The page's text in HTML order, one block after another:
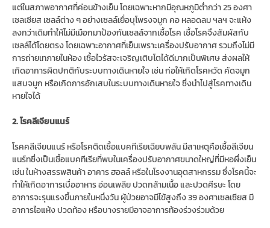
แต่ในสภาพอากาศที่ค่อนข้างเย็น โดยเฉพาะหากมีอุณหภูมิต่ำกว่า 25 องศา
เซลเซียส เซลล์ต่าง ๆ อย่างเซลล์เยื่อบุโพรงจมูก คอ หลอดลม ฯลฯ จะแห้ง
ลงกว่าเดิมทำให้ไม่มีเมือกมาป้องกันเซลล์จากเชื้อโรค เชื้อโรคจึงสัมผัสกับ
เซลล์ได้โดยตรง โดยเฉพาะอากาศที่เย็นเพราะเครื่องปรับอากาศ รวมถึงไม่มี
การถ่ายเทภายในห้อง เชื้อไวรัสจะเจริญเติบโตได้ดีมากเป็นพิเศษ ส่งผลให้
เกิดอาการผิดปกติกับระบบทางเดินหายใจ เช่น ก่อให้เกิดโรคหวัด คัดจมูก
แสบจมูก หรือเกิดการอักเสบในระบบทางเดินหายใจ ซึ่งนำไปสู่โรคทางเดิน
หายใจได้
2. โรคลีเจียนแนร์
โรคคลีเจียนแนร์ หรือโรคติดเชื้อแบคทีเรียเฉียบพลัน มีสาเหตุคือเชื้อลีเจียน
แนร์ทซึ่งเป็นเชื้อแบคทีเรียที่พบในเครื่องปรับอากาศขนาดใหญ่ที่มีหอผึ่งเย็น
เช่น ในห้างสรรพสินค้า อาคาร ฮอลล์ หรือในโรงงานอุตสาหกรรม ซึ่งโรคนี้จะ
ทำให้เกิดอาการเบื่ออาหาร อ่อนเพลีย ปวดกล้ามเนื้อ และปวดศีรษะ โดย
อาการจะรุนแรงขึ้นภายในหนึ่งวัน ผู้ป่วยอาจมีไข้สูงถึง 39 องศาเซลเซียส มี
อาการไอแห้ง ปวดท้อง หรือบางรายมีอาจอาการท้องร่วงร่วมด้วย